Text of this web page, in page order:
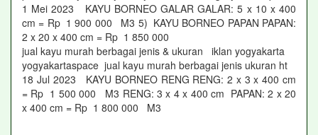
1 Mei 2023 KAYU BORNEO GALAR GALAR: 5 x 10 x 400
cm = Rp 1 900 000 M3 5) KAYU BORNEO PAPAN PAPAN:
2 x 20 x 400 cm = Rp 1 850 000
jual kayu murah berbagai jenis & ukuran iklan yogyakarta
yogyakartaspace jual kayu murah berbagai jenis ukuran ht
18 Jul 2023 KAYU BORNEO RENG RENG: 2 x 3 x 400 cm
= Rp 1 500 000 M3 RENG: 3 x 4 x 400 cm PAPAN: 2 x 20
x 400 cm = Rp 1 800 000 M3